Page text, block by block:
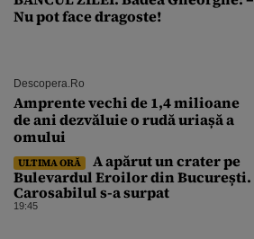
Nu pot face dragoste!
Descopera.ro
Amprente vechi de 1,4 milioane
de ani dezvăluie o rudă uriașă a
omului
ULTIMA ORĂ
A apărut un crater pe
Bulevardul Eroilor din București.
Carosabilul s-a surpat
19:45